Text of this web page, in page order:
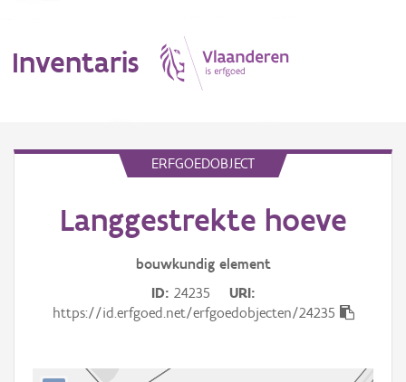
Inventaris
Erfgoedobject
Gebeurtenis
ERFGOEDOBJECT
Langgestrekte hoeve
bouwkundig element
ID 24235
URI
https://id.erfgoed.net/erfgoedobjecten/24235